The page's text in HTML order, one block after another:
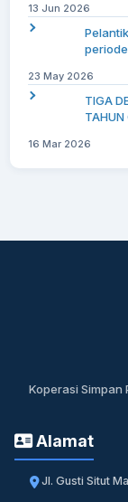
13 Jun 2026
23 May 2026
TIGA
TAHUN
16 Mar 2026
Koperasi Simpan
Alamat
Jl. Gusti Situt